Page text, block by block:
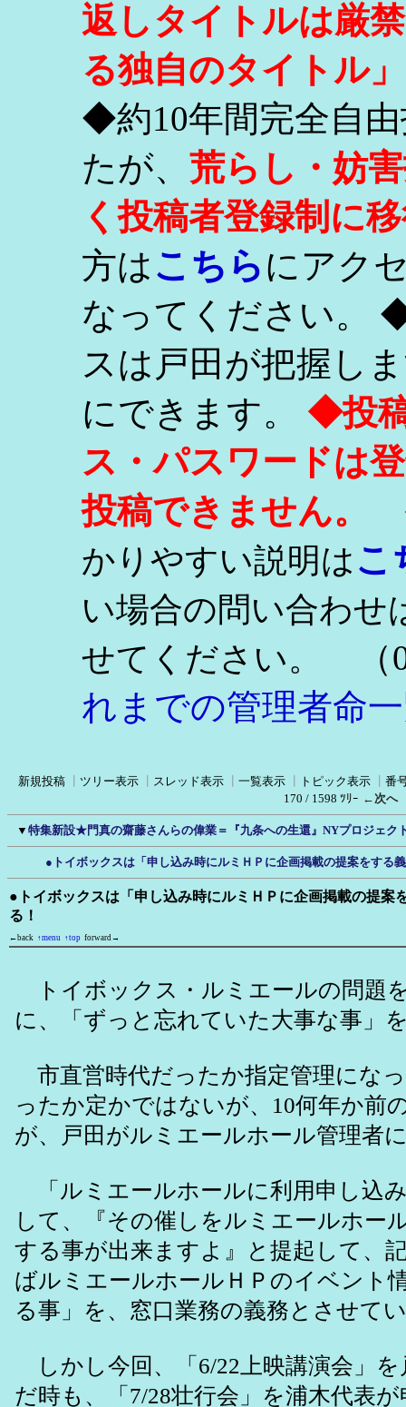
返しタイトルは厳
る独自のタイトル
◆約10年間完全自
たが、 荒らし・妨
く投稿者登録制に
方はこちらにアク
なってください。
スは戸田が把握し
にできます。 ◆投
ス・パスワードは
投稿できません。
かりやすい説明はこ
い場合の問い合わせ
せてください。
（
れまでの管理者命
新規投稿 ツリー表示 スレッド表示 一覧表示 トピック表示
番
170 / 1598 ﾂﾘｰ ←次へ
▼ 特集新設★門真の齋藤さんらの偉業＝『九条への生還』NYプロジェク
●トイボックスは「申し込み時にルミＨＰに企画掲載の提案をする
●トイボックスは「申し込み時にルミＨＰに企画掲載の提案
る！
←back ↑menu ↑top forward→
トイボックス・ルミエールの問題
に、「ずっと忘れていた大事な事」
市直営時代だったか指定管理にな
ったか定かではないが、10何年か前
が、戸田がルミエールホール管理者
「ルミエールホールに利用申し込
して、『その催しをルミエールホー
する事が出来ますよ』と提起して、
ばルミエールホールＨＰのイベント
る事」を、窓口業務の義務とさせて
しかし今回、「6/22上映講演会」
だ時も、「7/28壮行会」を浦木代表